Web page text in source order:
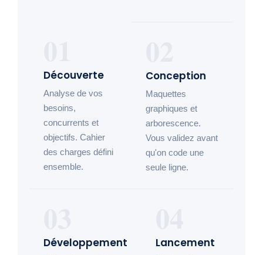
Découverte
Analyse de vos
besoins,
concurrents et
objectifs. Cahier
des charges défini
ensemble.
Conception
Maquettes
graphiques et
arborescence.
Vous validez avant
qu'on code une
seule ligne.
Développement Lancement